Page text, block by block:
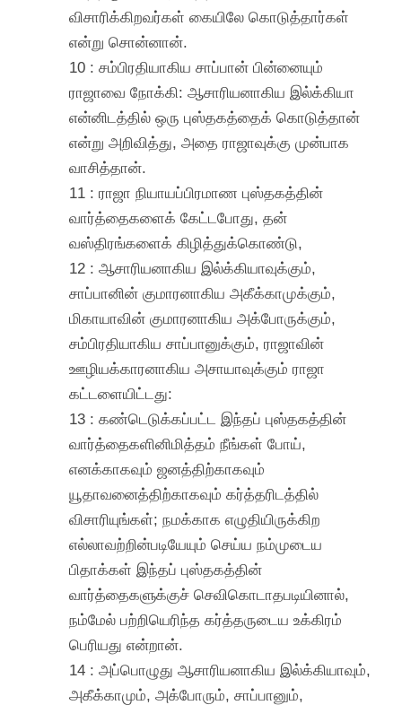
விசாரிக்கிறவர்கள் கையிலே கொடுத்தார்கள்
என்று சொன்னான்.
10 : சம்பிரதியாகிய சாப்பான் பின்னையும்
ராஜாவை நோக்கி: ஆசாரியனாகிய இல்க்கியா
என்னிடத்தில் ஒரு புஸ்தகத்தைக் கொடுத்தான்
என்று அறிவித்து, அதை ராஜாவுக்கு முன்பாக
வாசித்தான்.
11 : ராஜா நியாயப்பிரமாண புஸ்தகத்தின்
வார்த்தைகளைக் கேட்டபோது, தன்
வஸ்திரங்களைக் கிழித்துக்கொண்டு,
12 : ஆசாரியனாகிய இல்க்கியாவுக்கும்,
சாப்பானின் குமாரனாகிய அகீக்காமுக்கும்,
மிகாயாவின் குமாரனாகிய அக்போருக்கும்,
சம்பிரதியாகிய சாப்பானுக்கும், ராஜாவின்
ஊழியக்காரனாகிய அசாயாவுக்கும் ராஜா
கட்டளையிட்டது:
13 : கண்டெடுக்கப்பட்ட இந்தப் புஸ்தகத்தின்
வார்த்தைகளினிமித்தம் நீங்கள் போய்,
எனக்காகவும் ஜனத்திற்காகவும்
யூதாவனைத்திற்காகவும் கர்த்தரிடத்தில்
விசாரியுங்கள்; நமக்காக எழுதியிருக்கிற
எல்லாவற்றின்படியேயும் செய்ய நம்முடைய
பிதாக்கள் இந்தப் புஸ்தகத்தின்
வார்த்தைகளுக்குச் செவிகொடாதபடியினால்,
நம்மேல் பற்றியெரிந்த கர்த்தருடைய உக்கிரம்
பெரியது என்றான்.
14 : அப்பொழுது ஆசாரியனாகிய இல்க்கியாவும்,
அகீக்காமும், அக்போரும், சாப்பானும்,